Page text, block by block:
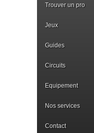
Trouver un pro
Jeux
Guides
Circuits
Equipement
Nos services
Contact